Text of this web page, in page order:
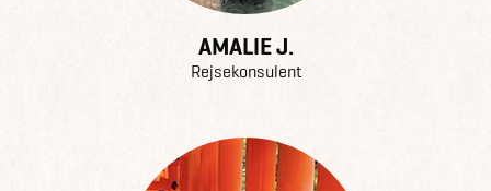
detaljeret info om priser og muligheder på din
AMALIE J.
Rejsekonsulent